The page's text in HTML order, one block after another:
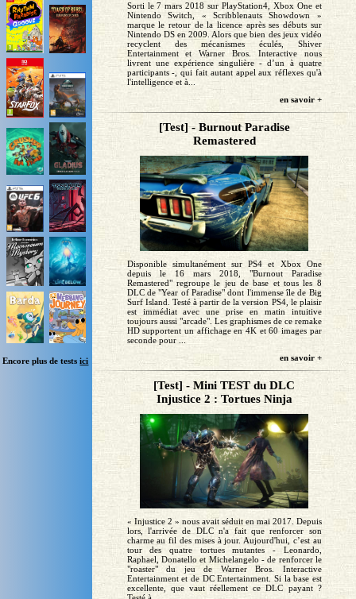
Encore plus de testsici
Sorti le 7 mars 2018 sur PlayStation4, Xbox One et
Nintendo Switch, « Scribblenauts Showdown »
marque le retour de la licence après ses débuts sur
Nintendo DS en 2009. Alors que bien des jeux vidéo
recyclent des mécanismes éculés, Shiver
Entertainment et Warner Bros. Interactive nous
livrent une expérience singulière - d’un à quatre
participants -, qui fait autant appel aux réflexes qu'à
l'intelligence et à...
en savoir +
[Test] - Burnout Paradise
Remastered
Disponible simultanément sur PS4 et Xbox One
depuis le 16 mars 2018, "Burnout Paradise
Remastered" regroupe le jeu de base et tous les 8
DLC de "Year of Paradise" dont l'immense île de Big
Surf Island. Testé à partir de la version PS4, le plaisir
est immédiat avec une prise en matin intuitive
toujours aussi "arcade". Les graphismes de ce remake
HD supportent un affichage en 4K et 60 images par
seconde pour ...
en savoir +
[Test] - Mini TEST du DLC
Injustice 2 : Tortues Ninja
« Injustice 2 » nous avait séduit en mai 2017. Depuis
lors, l'arrivée de DLC n'a fait que renforcer son
charme au fil des mises à jour. Aujourd'hui, c’est au
tour des quatre tortues mutantes - Leonardo,
Raphael, Donatello et Michelangelo - de renforcer le
"roaster" du jeu de Warner Bros. Interactive
Entertainment et de DC Entertainment. Si la base est
excellente, que vaut réellement ce DLC payant ?